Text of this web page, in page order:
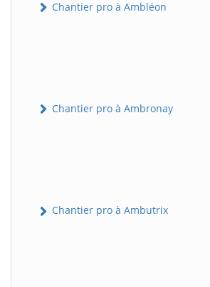
Chantier pro à Ambléon
Chantier pro à Ambronay
Chantier pro à Ambutrix